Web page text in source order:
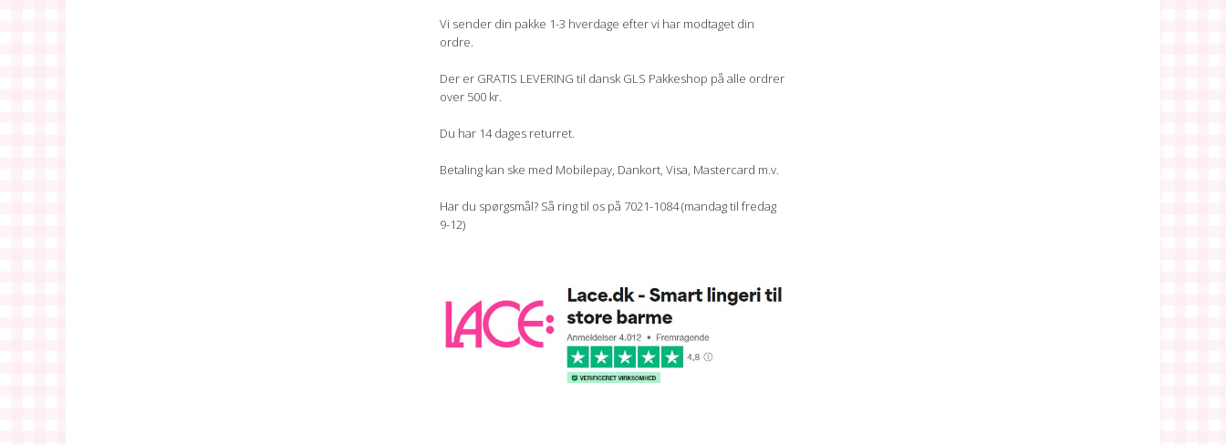
Vi sender din pakke 1-3 hverdage efter vi har modtaget din
ordre.
Der er GRATIS LEVERING til dansk GLS Pakkeshop på alle ordrer
over 500 kr.
Du har 14 dages returret.
Betaling kan ske med Mobilepay, Dankort, Visa, Mastercard m.v.
Har du spørgsmål? Så ring til os på 7021-1084 (mandag til fredag
9-12)